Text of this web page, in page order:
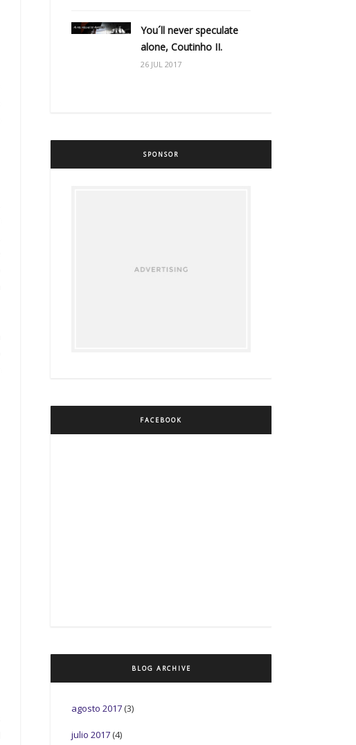
You´ll never speculate
alone, Coutinho II.
26 JUL 2017
SPONSOR
FACEBOOK
BLOG ARCHIVE
agosto 2017 (3)
julio 2017 (4)